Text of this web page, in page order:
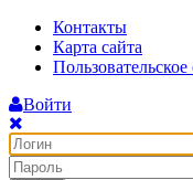
Контакты
Карта сайта
Войти